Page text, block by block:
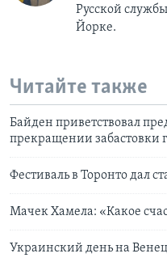
Русской
Йорке.
Читайте также
Байден приветствовал
прекращении забастовки
Фестиваль в Торонто дал
Мачек Хамела: «Какое
Украинский день на